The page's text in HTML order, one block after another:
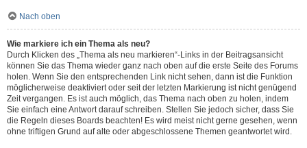
Nach oben
Wie markiere ich ein Thema als neu?
Durch Klicken des „Thema als neu markieren“-Links in der Beitragsansicht
können Sie das Thema wieder ganz nach oben auf die erste Seite des Forums
holen. Wenn Sie den entsprechenden Link nicht sehen, dann ist die Funktion
möglicherweise deaktiviert oder seit der letzten Markierung ist nicht genügend
Zeit vergangen. Es ist auch möglich, das Thema nach oben zu holen, indem
Sie einfach eine Antwort darauf schreiben. Stellen Sie jedoch sicher, dass Sie
die Regeln dieses Boards beachten! Es wird meist nicht gerne gesehen, wenn
ohne triftigen Grund auf alte oder abgeschlossene Themen geantwortet wird.